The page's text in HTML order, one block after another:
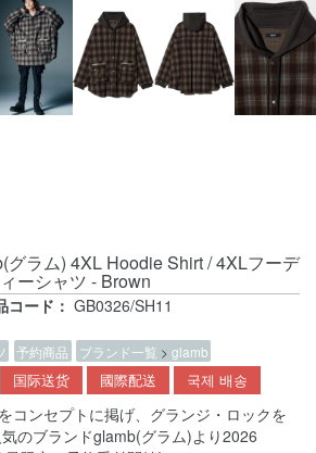
グラム) 4XL Hoodie Shirt / 4XLフーデ
ィーシャツ - Brown
コード： GB0326/SH11
予約商品 ブランド一覧 > glamb
国际送货 國際配送 국제 배송
コンセプトに掲げ、グランジ・ロックを
のブランドglamb(グラム)より2026